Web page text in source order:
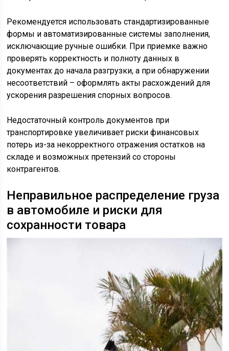
Рекомендуется использовать стандартизированные
формы и автоматизированные системы заполнения,
исключающие ручные ошибки. При приемке важно
проверять корректность и полноту данных в
документах до начала разгрузки, а при обнаружении
несоответствий – оформлять акты расхождений для
ускорения разрешения спорных вопросов.
Недостаточный контроль документов при
транспортировке увеличивает риски финансовых
потерь из-за некорректного отражения остатков на
складе и возможных претензий со стороны
контрагентов.
Неправильное распределение груза
в автомобиле и риски для
сохранности товара